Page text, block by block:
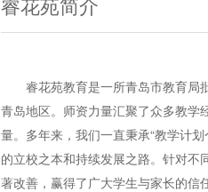
睿花苑教育是一所青岛市教育局批
青岛地区。师资力量汇聚了众多教学
量。多年来，我们一直秉承“教学计
的立校之本和持续发展之路。针对不
著改善，赢得了广大学生与家长的信